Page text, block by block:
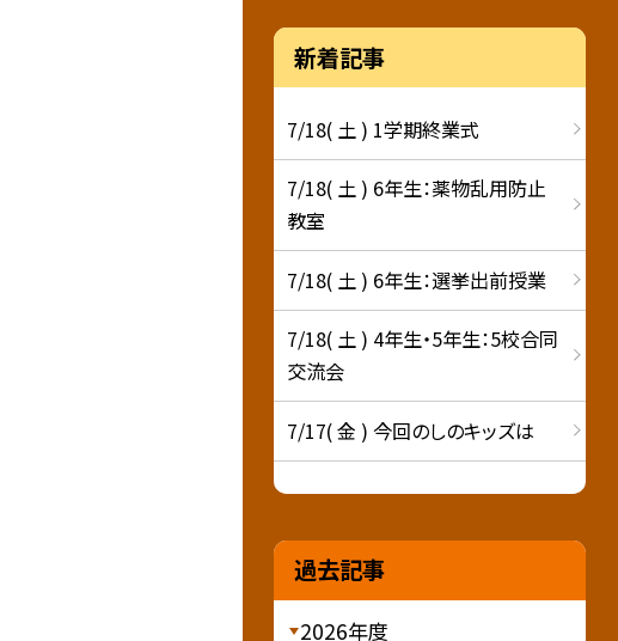
新着記事
7/18( 土 ) 1学期終業式
7/18( 土 ) 6年生：薬物乱用防止
教室
7/18( 土 ) 6年生：選挙出前授業
7/18( 土 ) 4年生・5年生：5校合同
交流会
7/17( 金 ) 今回のしのキッズは
過去記事
2026年度